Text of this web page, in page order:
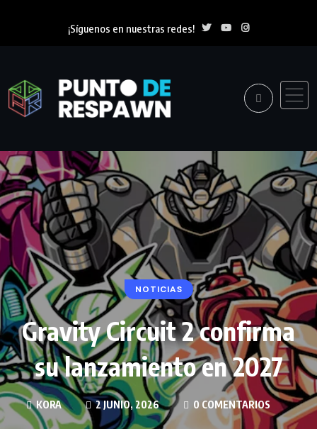
¡Síguenos en nuestras redes!
NOTICIAS
Gravity Circuit 2 confirma
su lanzamiento en 2027
KORA 2 JUNIO, 2026 0 COMENTARIOS